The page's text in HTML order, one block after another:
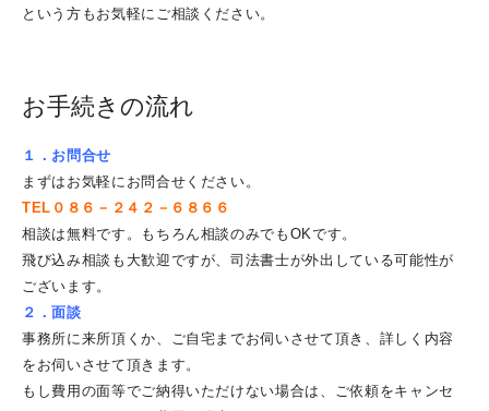
事務所ギャラリー
プライバシーポリシー
年末年始の営業時間のお知らせ
新しいHPを開設しています。
提携先を募集しています。
岡山市で一番クチコミをいただいてます！
サイトマップ
弊所サイトの紹介
という方もお気軽にご相談ください。
お手続きの流れ
１．お問合せ
まずはお気軽にお問合せください。
TEL０８６－２４２－６８６６
相談は無料です。もちろん相談のみでもOKです。
飛び込み相談も大歓迎ですが、司法書士が外出している可能性が
ございます。
２．面談
事務所に来所頂くか、ご自宅までお伺いさせて頂き、詳しく内容
をお伺いさせて頂きます。
もし費用の面等でご納得いただけない場合は、ご依頼をキャンセ